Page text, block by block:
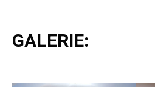
GALERIE: